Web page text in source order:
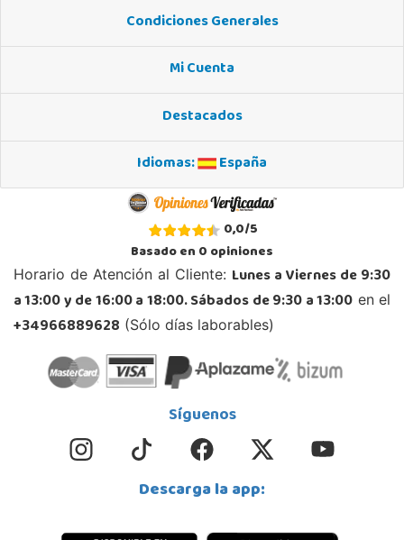
Condiciones Generales
Mi Cuenta
Destacados
Idiomas:
España
0,0/5
Basado en0opiniones
Horario de Atención al Cliente: Lunes a Viernes de 9:30
a 13:00 y de 16:00 a 18:00. Sábados de 9:30 a 13:00 en el
+34966889628 (Sólo días laborables)
Síguenos
Descarga la app: